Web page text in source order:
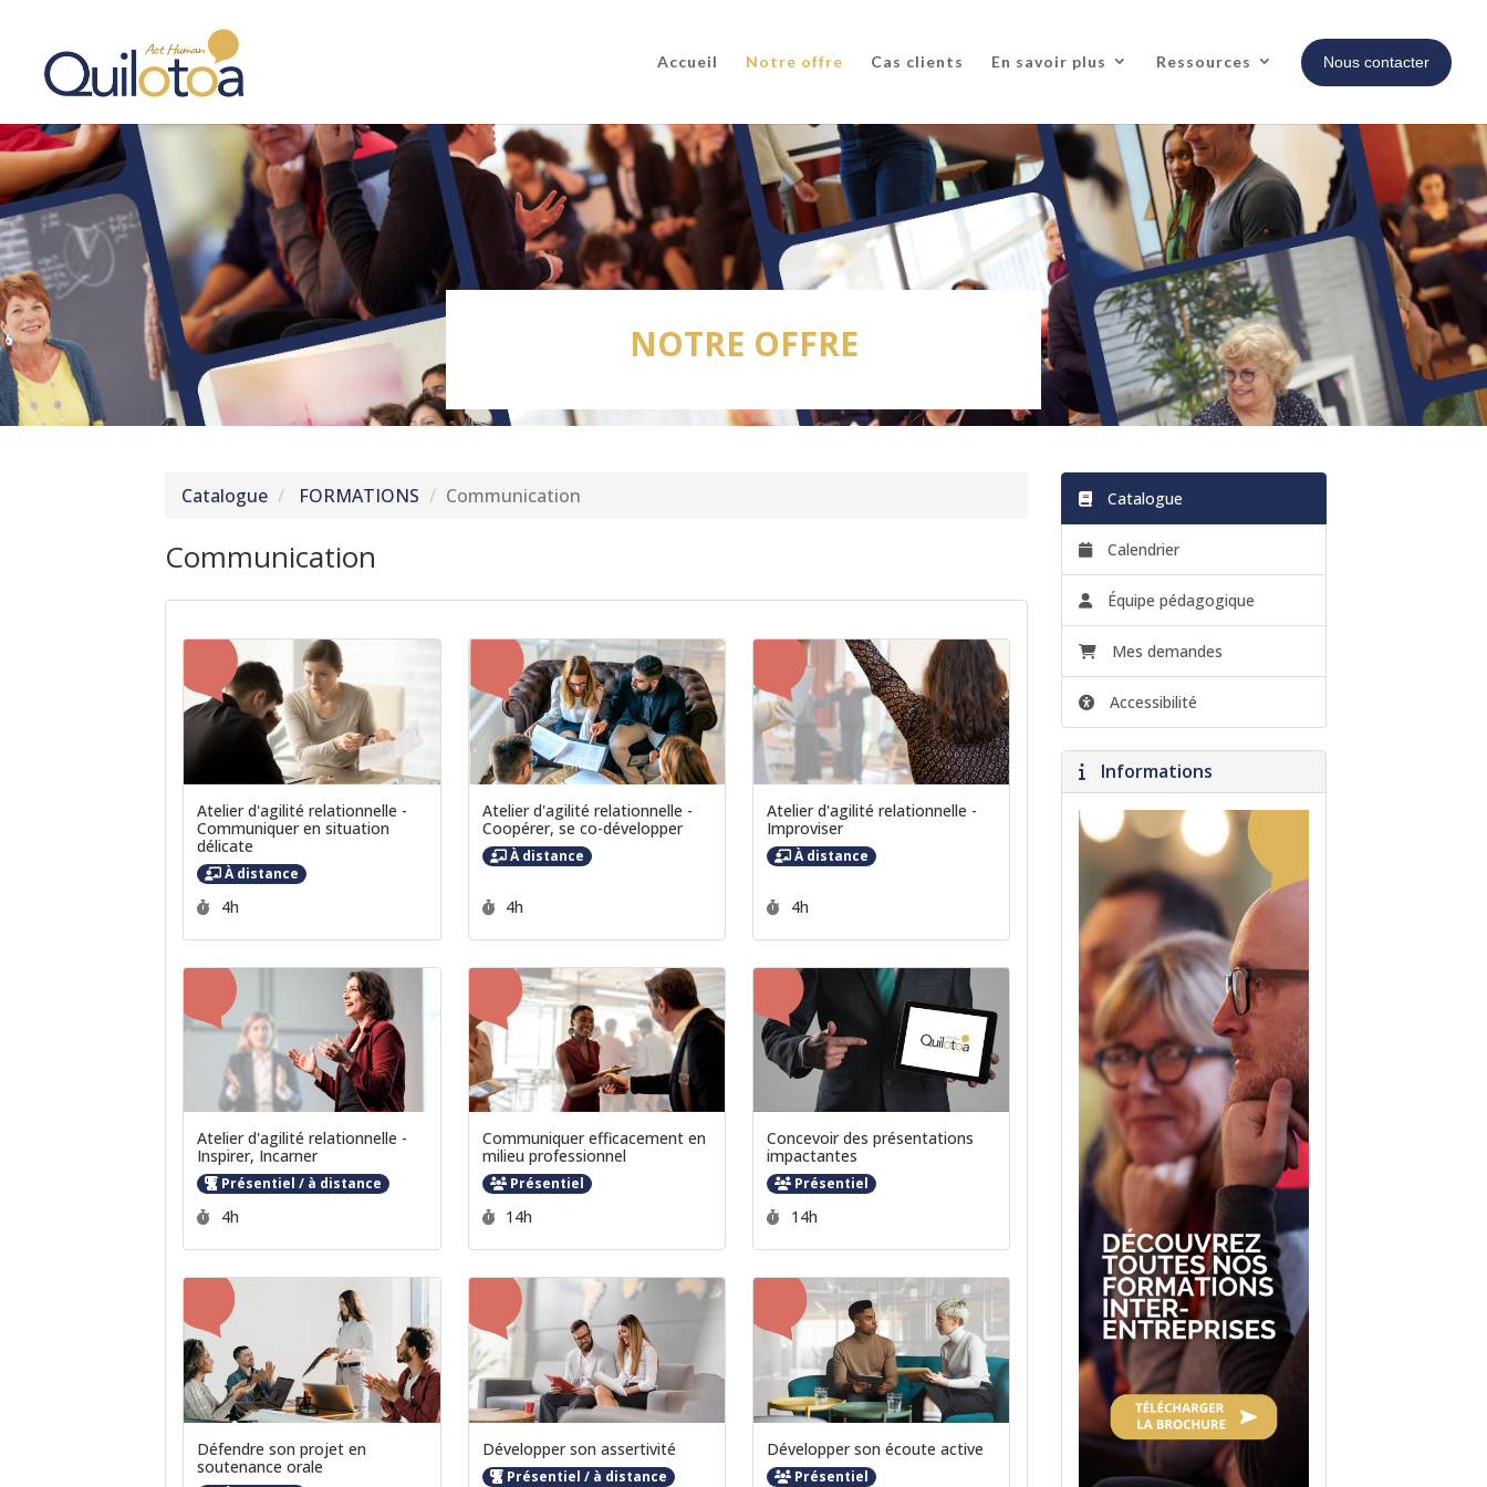
Accueil Notre offre Cas clients En savoir plus Ressources Nous contacter
NOTRE OFFRE
Catalogue FORMATIONS Communication
Communication
Atelier d'agilité relationnelle -
Communiquer en situation
délicate
À distance
Durée :
4h
Atelier d'agilité relationnelle -
Coopérer, se co-développer
À distance
Durée :
4h
Atelier d'agilité relationnelle -
Improviser
À distance
Durée :
4h
Atelier d'agilité relationnelle -
Inspirer, Incarner
Présentiel / à distance
Durée :
4h
Communiquer efficacement en
milieu professionnel
Présentiel
Durée :
14h
Concevoir des présentations
impactantes
Présentiel
Durée :
14h
Défendre son projet en
soutenance orale
Développer son assertivité
Présentiel / à distance
Développer son écoute active
Présentiel
Catalogue
Calendrier
Équipe pédagogique
Mes demandes
Accessibilité
Informations